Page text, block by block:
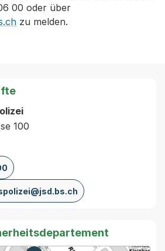
00 oder über
zu melden.
100